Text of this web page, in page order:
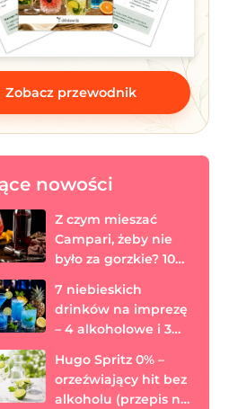
Zobacz przewodnik
nowości
Z czym mieszać
Campari, żeby nie
było za gorzkie? 10
7 niebieskich
drinków na imprezę
– 4 alkoholowe i 3
Hugo Spritz 0% –
orzeźwiający hit bez
alkoholu (przepis na